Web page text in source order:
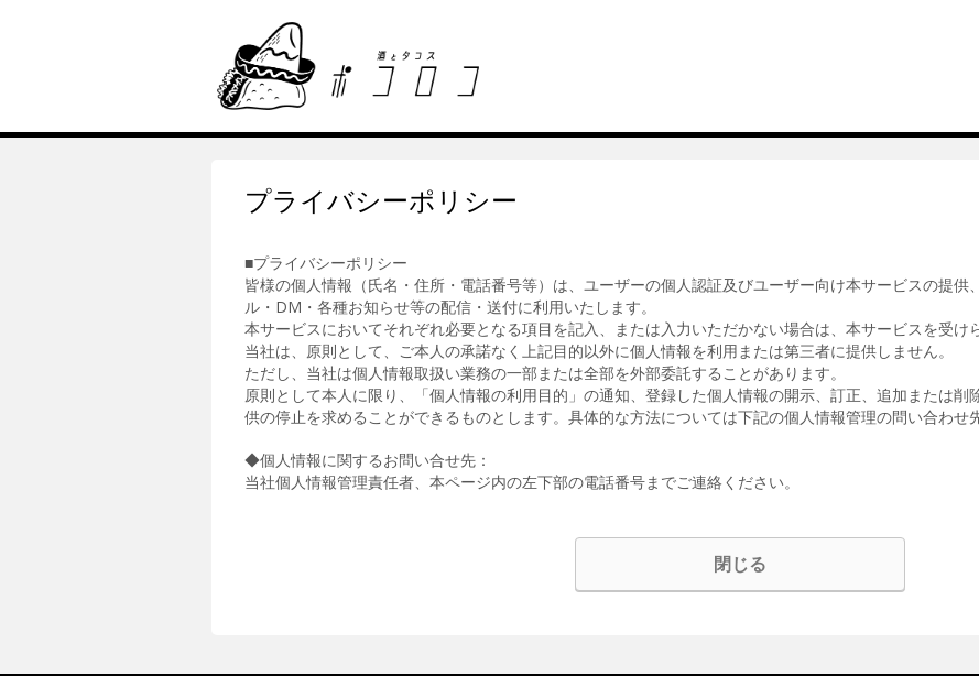
プライバシーポリシー
■プライバシーポリシー
皆様の個人情報（氏名・住所・電話番号等）は、ユーザーの個人認証及びユーザー向け本サービスの提供
ル・DM・各種お知らせ等の配信・送付に利用いたします。
本サービスにおいてそれぞれ必要となる項目を記入、または入力いただかない場合は、本サービスを受け
当社は、原則として、ご本人の承諾なく上記目的以外に個人情報を利用または第三者に提供しません。
ただし、当社は個人情報取扱い業務の一部または全部を外部委託することがあります。
原則として本人に限り、「個人情報の利用目的」の通知、登録した個人情報の開示、訂正、追加または削
供の停止を求めることができるものとします。具体的な方法については下記の個人情報管理の問い合わせ
◆個人情報に関するお問い合せ先：
当社個人情報管理責任者、本ページ内の左下部の電話番号までご連絡ください。
閉じる